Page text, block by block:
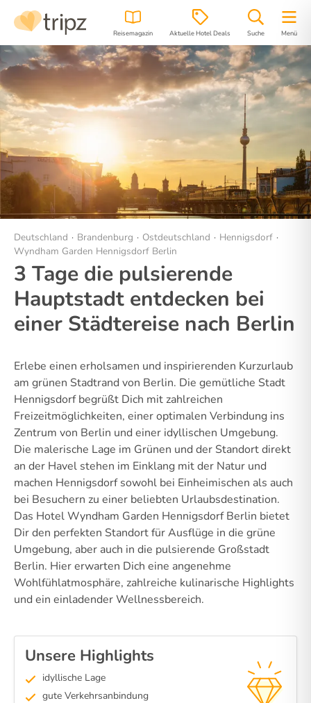
Reisemagazin Aktuelle Hotel Deals Suche Menü
Hotel Bilder Region Lage
Deutschland Brandenburg Ostdeutschland
Hennigsdorf
Wyndham Garden Hennigsdorf Berlin
3 Tage die pulsierende
Hauptstadt entdecken bei
einer Städtereise nach Berlin
Erlebe einen erholsamen und inspirierenden Kurzurlaub
am grünen Stadtrand von Berlin. Die gemütliche Stadt
Hennigsdorf begrüßt Dich mit zahlreichen
Freizeitmöglichkeiten, einer optimalen Verbindung ins
Zentrum von Berlin und einer idyllischen Umgebung.
Die malerische Lage im Grünen und der Standort direkt
an der Havel stehen im Einklang mit der Natur und
machen Hennigsdorf sowohl bei Einheimischen als auch
bei Besuchern zu einer beliebten Urlaubsdestination.
Das Hotel Wyndham Garden Hennigsdorf Berlin bietet
Dir den perfekten Standort für Ausflüge in die grüne
Umgebung, aber auch in die pulsierende Großstadt
Berlin. Hier erwarten Dich eine angenehme
Wohlfühlatmosphäre, zahlreiche kulinarische Highlights
und ein einladender Wellnessbereich.
Unsere Highlights
idyllische Lage
gute Verkehrsanbindung